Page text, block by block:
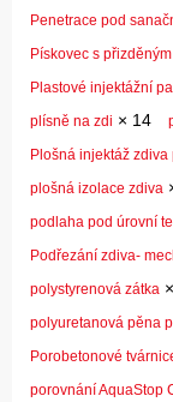
Penetrace pod
Pískovec s
Plastové injektážní
plísně na zdi × 14
Plošná injektáž
plošná izolace zdiva
podlaha pod úrovní
Podřezání zdiva-
polystyrenová zátka ×
polyuretanová pěna
Porobetonové
porovnání AquaStop